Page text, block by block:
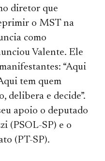
diretor que
o MST na
como
Valente. Ele
“Aqui
tem quem
delibera e decide”.
apoio o deputado
(PSOL-SP) e o
(PT-SP).